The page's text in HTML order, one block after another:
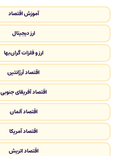
آموزش اقتصاد
ارز دیجیتال
ارز و فلزات گران‌بها
اقتصاد آرژانتین
اقتصاد آفریقای جنوبی
اقتصاد آلمان
اقتصاد آمریکا
اقتصاد اتریش